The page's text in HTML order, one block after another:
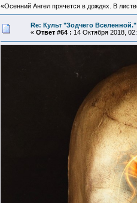
«Осенний Ангел прячется в дождях. В
Re: Культ "Зодчего Вселенной."
« Ответ #64 : 14 Октября 2018,